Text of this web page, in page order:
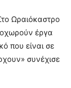
Ωραιόκαστρο
έργα
που είναι σε
συνέχισε